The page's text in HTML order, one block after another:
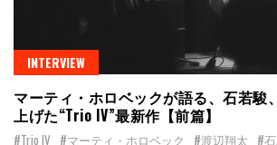
INTERVIEW
マーティ・ホロベックが語る、石若駿
上げた“Trio IV”最新作【前篇】
#Trio IV #マーティ・ホロベック #渡辺翔太 #